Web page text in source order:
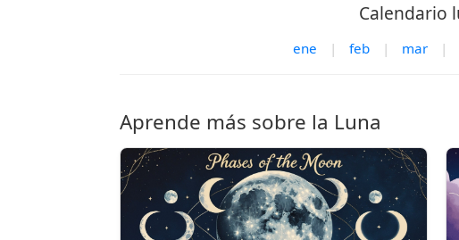
Calendario
ene | feb | mar |
Aprende más sobre la Luna